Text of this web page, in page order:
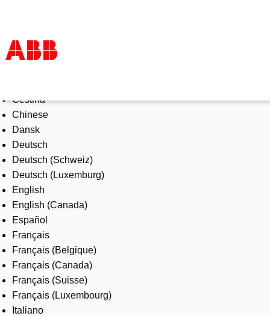
Products & Solutions
Industries
Services
About us
Where to buy
Contact us
Careers
Čeština
Chinese
Dansk
Deutsch
Deutsch (Schweiz)
Deutsch (Luxemburg)
English
English (Canada)
Español
Français
Français (Belgique)
Français (Canada)
Français (Suisse)
Français (Luxembourg)
Italiano